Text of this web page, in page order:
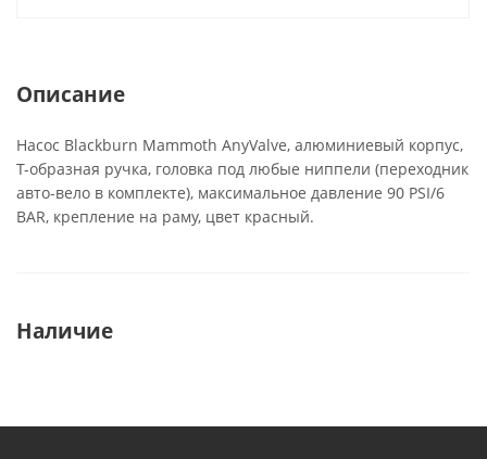
Описание
Насос Blackburn Mammoth AnyValve, алюминиевый корпус,
Т-образная ручка, головка под любые ниппели (переходник
авто-вело в комплекте), максимальное давление 90 PSI/6
BAR, крепление на раму, цвет красный.
Наличие